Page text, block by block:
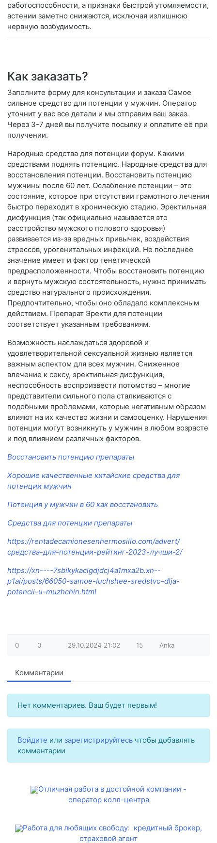
работоспособности, а признаки быстрой утомляемости,
астении заметно снижаются, исключая излишнюю
нервную возбудимость.
Как заказать?
Заполните форму для консультации и заказа Самое
сильное средство для потенции у мужчин. Оператор
уточнит у вас все детали и мы отправим ваш заказ.
Через 3-7 дней вы получите посылку и оплатите её при
получении.
Народные средства для потенции форум. Какими
средствами поднять потенцию. Народные средства для
восстановления потенции. Восстановить потенцию
мужчины после 60 лет. Ослабление потенции – это
состояние, которое при отсутствии грамотного лечения
быстро переходит в хроническую стадию. Эректильная
дисфункция (так официально называется это
расстройство мужского полового здоровья)
развивается из-за вредных привычек, воздействия
стрессов, урогенитальных инфекций. Не последнее
значение имеет и фактор генетической
предрасположенности. Чтобы восстановить потенцию
и вернуть мужскую состоятельность, нужно принимать
средство натурального происхождения.
Предпочтительно, чтобы оно обладало комплексным
действием. Препарат Эректи для потенции
соответствует указанным требованиям.
Возможность наслаждаться здоровой и
удовлетворительной сексуальной жизнью является
важным аспектом для всех мужчин. Сниженное
влечение к сексу, эректильная дисфункция,
неспособность воспроизвести потомство – многие
представители сильного пола сталкиваются с
подобными проблемами, которые негативным образом
влияют на их качество жизни и самооценку. Нарушения
потенции могут возникнуть у мужчин в любом возрасте
и под влиянием различных факторов.
Восстановить потенцию препараты
Хорошие качественные китайские средства для
потенции мужчин
Потенция у мужчин в 60 как восстановить
Средства для потенции препараты
https://rentadecamionesenhermosillo.com/advert/
средства-для-потенции-рейтинг-2023-лучши-2/
https://xn----7sbikykaclgdjdcj4a1mxa2b.xn--
p1ai/posts/66050-samoe-luchshee-sredstvo-dlja-
potencii-u-muzhchin.html
0 0 29.10.2024 21:02 15 Anka
Комментарии
Нет комментариев. Ваш будет первым!
Войдите или зарегистрируйтесь чтобы добавлять
комментарии
Отличная работа в достойной компании -
оператор колл-центра
Работа для любящих свободу: кредитный брокер,
страховой агент